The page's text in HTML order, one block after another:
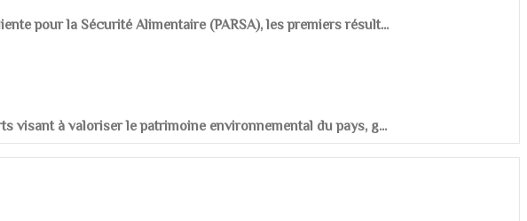
pour la Sécurité Alimentaire (PARSA), les premiers résult...
visant à valoriser le patrimoine environnemental du pays, g...